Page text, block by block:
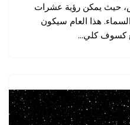
حيث يمكن رؤية عشرات
هذا العام سيكون
مع كسوف كلي…